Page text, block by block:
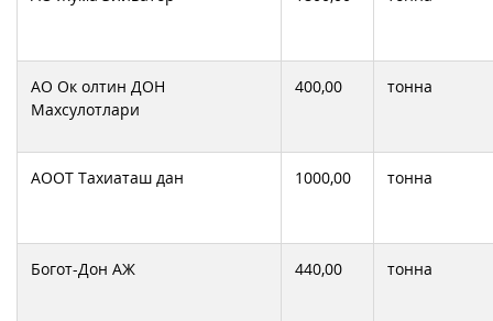
АО Ок олтин ДОН
Махсулотлари
400,00 тонна
АООТ Тахиаташ дан 1000,00 тонна
Богот-Дон АЖ 440,00 тонна